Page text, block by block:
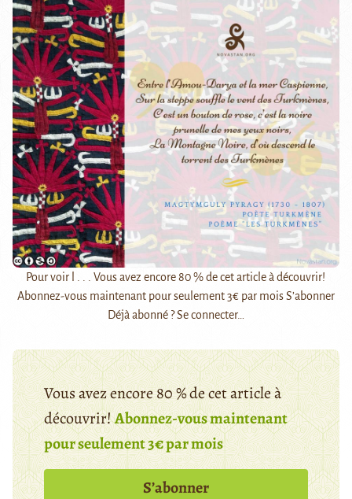
Pour voir l . . . Vous avez encore 80 % de cet article à découvrir!
Abonnez-vous maintenant pour seulement 3€ par mois S’abonner
Déjà abonné ? Se connecter…
Vous avez encore 80 % de cet article à
découvrir!Abonnez-vous maintenant
pour seulement 3€ par mois
S’abonner